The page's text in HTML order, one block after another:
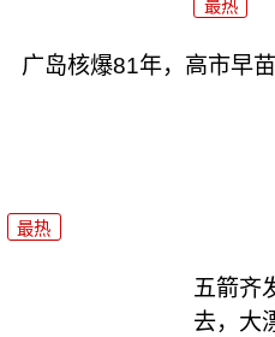
最热
广岛核爆81年，高市早
最热
五箭齐
去，大